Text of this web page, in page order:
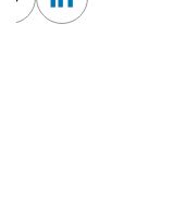
TwitterLinkedin